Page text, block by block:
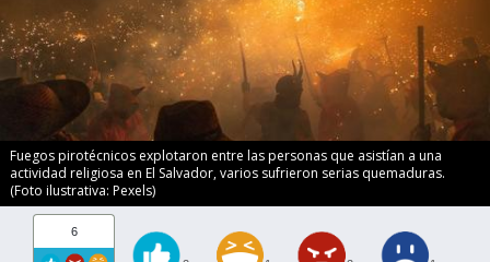
Fuegos pirotécnicos explotaron entre las personas que asistían a una
actividad religiosa en El Salvador, varios sufrieron serias quemaduras.
(Foto ilustrativa: Pexels)
6